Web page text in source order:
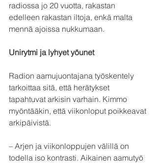
radiossa jo 20 vuotta, rakastan
edelleen rakastan iltoja, enkä malta
mennä ajoissa nukkumaan.
Unirytmi ja lyhyet yöunet
Radion aamujuontajana työskentely
tarkoittaa sitä, että herätykset
tapahtuvat arkisin varhain. Kimmo
myöntääkin, että viikonloput poikkeavat
arkipäivistä.
– Arjen ja viikonloppujen välillä on
todella iso kontrasti. Aikainen aamutyö